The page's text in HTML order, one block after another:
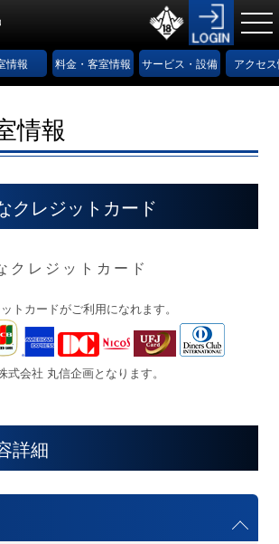
情報 料金・客室情報
サービス・設備
情報
アクセ
情報
クレジットカード
クレジットカード
トカードがご利用になれます。
会社 丸信企画となります。
詳細